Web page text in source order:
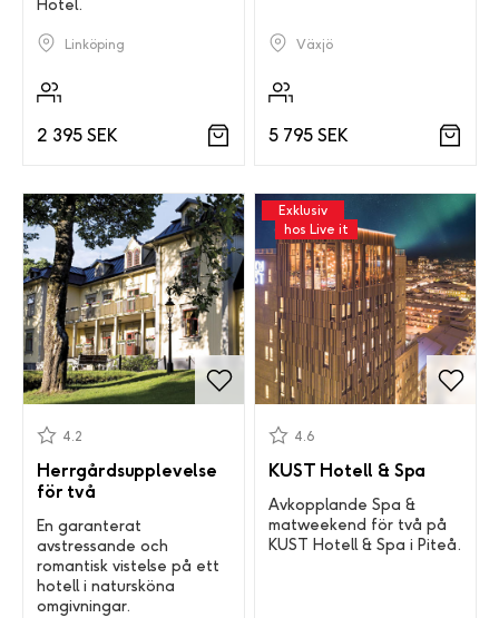
Hotel.
Linköping
2 395 SEK
Växjö
5 795 SEK
Herrgårdsupplevelse
för två
4.2
En garanterat
avstressande och
romantisk vistelse på ett
hotell i natursköna
omgivningar.
Exklusiv
hos Live it
KUST Hotell & Spa
4.6
Avkopplande Spa &
matweekend för två på
KUST Hotell & Spa i Piteå.